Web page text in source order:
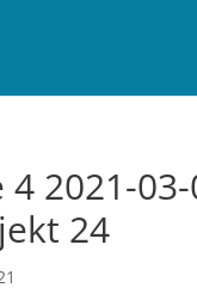
2021-03-
24